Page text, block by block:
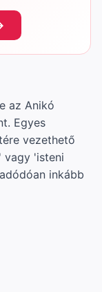
az Anikó
Egyes
vezethető
vagy 'isteni
inkább